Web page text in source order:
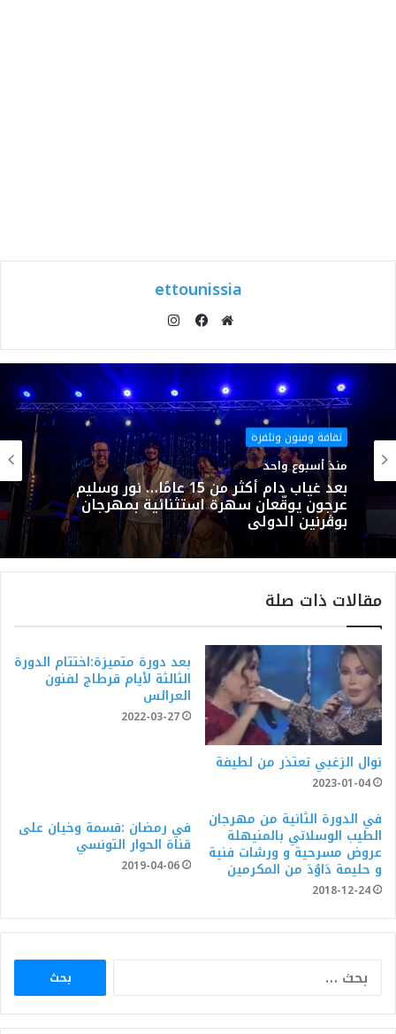
ettounissia
الويب
ثقافة وفنون وتلفزة
منذ أسبوع واحد
بعد غياب دام أكثر من 15 عامًا… نور وسليم
عرجون يوقّعان سهرة استثنائية بمهرجان
بوڨرنين الدولي
مقالات ذات صلة
نوال الزغبي تعتذر من لطيفة
2023-01-04
بعد دورة متميزة:اختتام الدورة
الثالثة لأيام قرطاج لفنون
العرائس
2022-03-27
في الدورة الثانية من مهرجان
الطيب الوسلاتي بالمنيهلة
عروض مسرحية و ورشات فنية
و حليمة دَاوُدَ من المكرمين
2018-12-24
في رمضان :قسمة وخيان على
قناة الحوار التونسي
2019-04-06
البحث